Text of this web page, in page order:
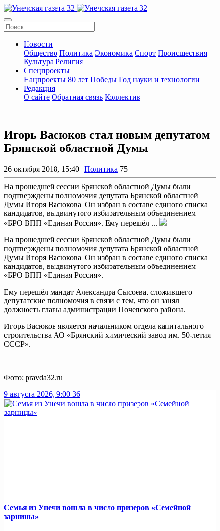
Новости
Общество Политика Экономика Спорт Происшествия
Культура Религия
Спецпроекты
Нацпроекты 80 лет Победы Год науки и технологии
Редакция
О сайте Обратная связь Коллектив
Игорь Васюков стал новым депутатом
Брянской областной Думы
26 октября 2018, 15:40 | Политика 75
На прошедшей сессии Брянской областной Думы были
подтверждены полномочия депутата Брянской областной
Думы Игоря Васюкова. Он избран в составе единого списка
кандидатов, выдвинутого избирательным объединением
«БРО ВПП «Единая Россия». Ему перешёл ...
На прошедшей сессии Брянской областной Думы были
подтверждены полномочия депутата Брянской областной
Думы Игоря Васюкова. Он избран в составе единого списка
кандидатов, выдвинутого избирательным объединением
«БРО ВПП «Единая Россия».
Ему перешёл мандат Александра Сысоева, сложившего
депутатские полномочия в связи с тем, что он занял
должность главы администрации Почепского района.
Игорь Васюков является начальником отдела капитального
строительства АО «Брянский химический завод им. 50-летия
СССР».
Фото: pravda32.ru
9 августа 2026, 9:00 36
Семья из Унечи вошла в число призеров «Семейной
зарницы»